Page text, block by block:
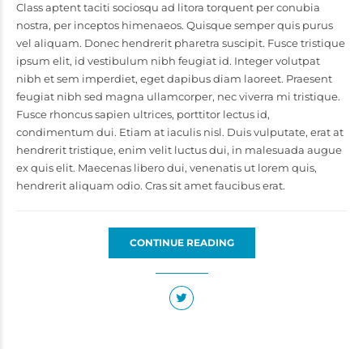
Class aptent taciti sociosqu ad litora torquent per conubia
nostra, per inceptos himenaeos. Quisque semper quis purus
vel aliquam. Donec hendrerit pharetra suscipit. Fusce tristique
ipsum elit, id vestibulum nibh feugiat id. Integer volutpat
nibh et sem imperdiet, eget dapibus diam laoreet. Praesent
feugiat nibh sed magna ullamcorper, nec viverra mi tristique.
Fusce rhoncus sapien ultrices, porttitor lectus id,
condimentum dui. Etiam at iaculis nisl. Duis vulputate, erat at
hendrerit tristique, enim velit luctus dui, in malesuada augue
ex quis elit. Maecenas libero dui, venenatis ut lorem quis,
hendrerit aliquam odio. Cras sit amet faucibus erat.
CONTINUE READING